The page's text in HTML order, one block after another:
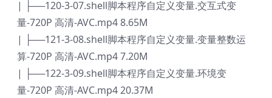
| ├──120-3-07.shell脚本程序自定义变量.交互式变
量-720P 高清-AVC.mp4 8.65M
| ├──121-3-08.shell脚本程序自定义变量.变量整数运
算-720P 高清-AVC.mp4 7.20M
| ├──122-3-09.shell脚本程序自定义变量.环境变
量-720P 高清-AVC.mp4 20.37M